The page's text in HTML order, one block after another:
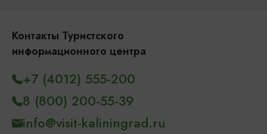
Контакты Туристского
информационного центра
+7 (4012) 555-200
8 (800) 200-55-39
info@visit-kaliningrad.ru